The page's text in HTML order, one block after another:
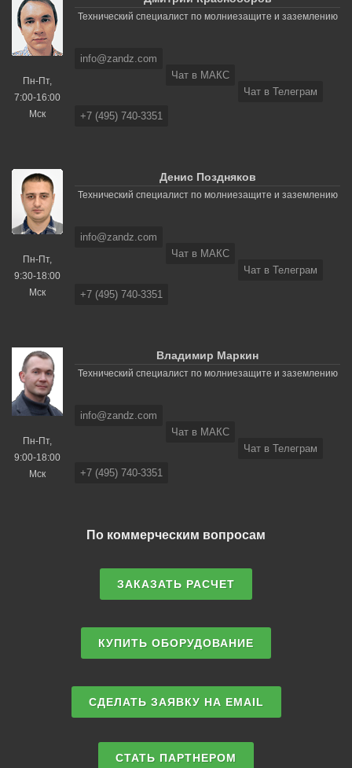
Пн-Пт,
7:00-16:00
Мск
Технический специалист по молниезащите и заземлению
info@zandz.com
Чат в МАКС
Чат в Телеграм
+7 (495) 740-3351
Пн-Пт,
9:30-18:00
Мск
Денис Поздняков
Технический специалист по молниезащите и заземлению
info@zandz.com
Чат в МАКС
Чат в Телеграм
+7 (495) 740-3351
Пн-Пт,
9:00-18:00
Мск
Владимир Маркин
Технический специалист по молниезащите и заземлению
info@zandz.com
Чат в МАКС
Чат в Телеграм
+7 (495) 740-3351
По коммерческим вопросам
ЗАКАЗАТЬ РАСЧЕТ
КУПИТЬ ОБОРУДОВАНИЕ
СДЕЛАТЬ ЗАЯВКУ НА EMAIL
СТАТЬ ПАРТНЕРОМ